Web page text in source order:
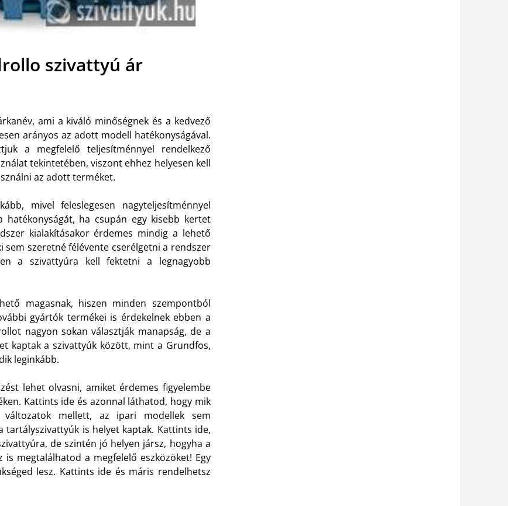
szivattyú ár
ami a kiváló minőségnek és a kedvező
arányos az adott modell hatékonyságával.
a megfelelő teljesítménnyel rendelkező
tekintetében, viszont ehhez helyesen kell
az adott terméket.
mivel feleslegesen nagyteljesítménnyel
ha csupán egy kisebb kertet
kialakításakor érdemes mindig a lehető
sem szeretné félévente cserélgetni a rendszer
a szivattyúra kell fektetni a legnagyobb
magasnak, hiszen minden szempontból
gyártók termékei is érdekelnek ebben a
nagyon sokan választják manapság, de a
kaptak a szivattyúk között, mint a Grundfos,
leginkább.
lehet olvasni, amiket érdemes figyelembe
Kattints ide és azonnal láthatod, hogy mik
mellett, az ipari modellek sem
is helyet kaptak. Kattints ide,
de szintén jó helyen jársz, hogyha a
megtalálhatod a megfelelő eszközöket! Egy
lesz. Kattints ide és máris rendelhetsz